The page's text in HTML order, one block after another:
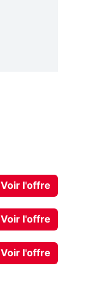
Voir l'offre
Voir l'offre
Voir l'offre